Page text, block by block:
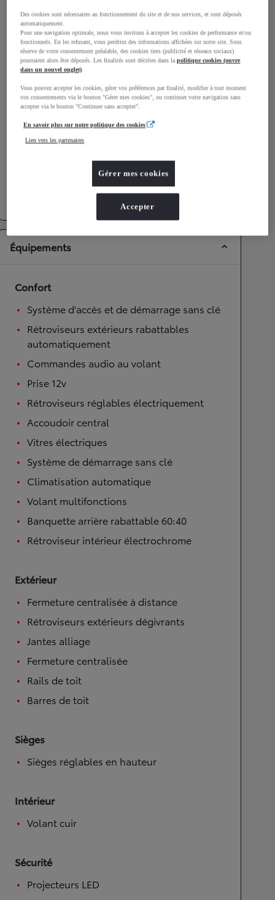
Consommation mixte
Consommation mixte 4,4L/100 km
Émissions CO2
100g/km
Performances
Accélération 0-100km/h
Roues motrices avant
Équipements
Confort
Système d'accès et de démarrage sans clé
Rétroviseurs extérieurs rabattables
automatiquement
Commandes audio au volant
Prise 12v
Rétroviseurs réglables électriquement
Accoudoir central
Vitres électriques
Système de démarrage sans clé
Climatisation automatique
Volant multifonctions
Banquette arrière rabattable 60:40
Rétroviseur intérieur électrochrome
Extérieur
Fermeture centralisée à distance
Rétroviseurs extérieurs dégivrants
Jantes alliage
Fermeture centralisée
Rails de toit
Barres de toit
Sièges
Sièges réglables en hauteur
Intérieur
Volant cuir
Sécurité
Projecteurs LED
Des cookies sont nécessaires au fonctionnement du site et de nos services, et sont déposés
automatiquement.
Pour une navigation optimale, nous vous invitons à accepter les cookies de performance et/ou
fonctionnels. En les refusant, vous perdriez des informations affichées sur notre site. Sous
réserve de votre consentement préalable, des cookies tiers (publicité et réseaux sociaux)
pourraient alors être déposés. Les finalités sont décrites dans lapolitique cookies (ouvre
dans un nouvel onglet).
Vous pouvez accepter les cookies, gérer vos préférences par finalité, modifier à tout moment
vos consentements via le bouton "Gérer mes cookies", ou continuer votre navigation sans
accepter via le bouton "Continuer sans accepter".
En savoir plus sur notre politique des cookies
Lien vers les partenaires
Gérer mes cookies
Accepter